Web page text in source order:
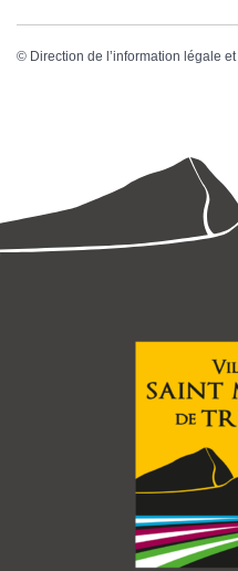
© Direction de l’information légale